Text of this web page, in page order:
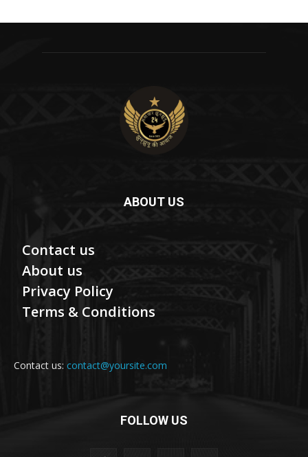
ABOUT US
Contact us
About us
Privacy Policy
Terms & Conditions
Contact us: contact@yoursite.com
FOLLOW US